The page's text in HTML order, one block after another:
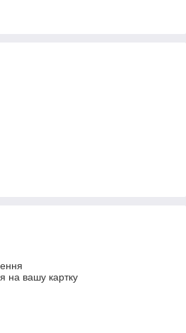
на вашу картку